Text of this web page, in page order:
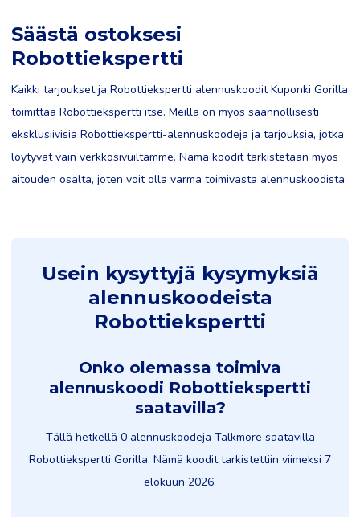
Säästä ostoksesi
Robottiekspertti
Kaikki tarjoukset ja Robottiekspertti alennuskoodit Kuponki Gorilla
toimittaa Robottiekspertti itse. Meillä on myös säännöllisesti
eksklusiivisia Robottiekspertti-alennuskoodeja ja tarjouksia, jotka
löytyvät vain verkkosivuiltamme. Nämä koodit tarkistetaan myös
aitouden osalta, joten voit olla varma toimivasta alennuskoodista.
Usein kysyttyjä kysymyksiä
alennuskoodeista
Robottiekspertti
Onko olemassa toimiva
alennuskoodi Robottiekspertti
saatavilla?
Tällä hetkellä 0 alennuskoodeja Talkmore saatavilla
Robottiekspertti Gorilla. Nämä koodit tarkistettiin viimeksi 7
elokuun 2026.